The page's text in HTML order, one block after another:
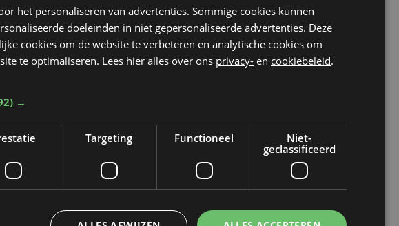
met enkele ouders actie voor de
De gemeente wilde in de loop van de
vanavond.
het personaliseren van advertenties. Sommige cookies kunnen
doeleinden in niet gepersonaliseerde advertenties. Deze
cookies om de website te verbeteren en analytische cookies om
te optimaliseren. Lees hier alles over ons privacy- en cookiebeleid.
→
Targeting Functioneel
Niet-
geclassificeerd